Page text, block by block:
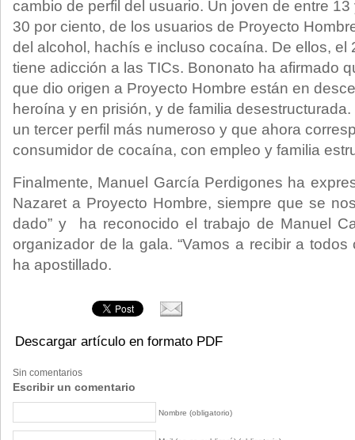
cambio de perfil del usuario. Un joven de entre
30 por ciento, de los usuarios de Proyecto
del alcohol, hachís e incluso cocaína. De ellos, el
tiene adicción a las TICs. Bononato ha afirmado
que dio origen a Proyecto Hombre están en
heroína y en prisión, y de familia
un tercer perfil más numeroso y que ahora
consumidor de cocaína, con empleo y familia
Finalmente, Manuel García Perdigones ha
Nazaret a Proyecto Hombre, siempre que se
dado” y ha reconocido el trabajo de Manuel
organizador de la gala. “Vamos a recibir a todos
ha apostillado.
Descargar artículo en formato PDF
Sin comentarios
Escribir un comentario
Nombre (obligatorio)